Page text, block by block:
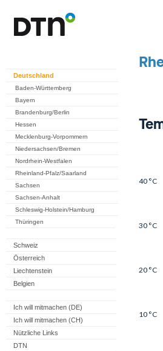
Deutschland
Baden-Württemberg
Bayern
Brandenburg/Berlin
Hessen
Mecklenburg-Vorpommern
Niedersachsen/Bremen
Nordrhein-Westfalen
Rheinland-Pfalz/Saarland
Sachsen
Sachsen-Anhalt
Schleswig-Holstein/Hamburg
Thüringen
Schweiz
Österreich
Liechtenstein
Belgien
Ich will mitmachen (DE)
Ich will mitmachen (CH)
Nützliche Links
DTN